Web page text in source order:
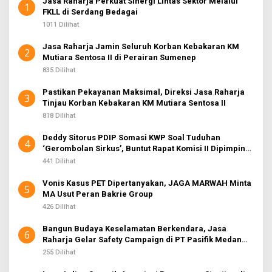
1
FKLL di Serdang Bedagai
1011 Dilihat
2
Jasa Raharja Jamin Seluruh Korban Kebakaran KM
Mutiara Sentosa II di Perairan Sumenep
835 Dilihat
3
Pastikan Pekayanan Maksimal, Direksi Jasa Raharja
Tinjau Korban Kebakaran KM Mutiara Sentosa II
818 Dilihat
4
Deddy Sitorus PDIP Somasi KWP Soal Tuduhan
‘Gerombolan Sirkus’, Buntut Rapat Komisi II Dipimpin
Sufmi Dasco Ahmad
441 Dilihat
5
Vonis Kasus PET Dipertanyakan, JAGA MARWAH Minta
MA Usut Peran Bakrie Group
426 Dilihat
6
Bangun Budaya Keselamatan Berkendara, Jasa
Raharja Gelar Safety Campaign di PT Pasifik Medan
Industri
255 Dilihat